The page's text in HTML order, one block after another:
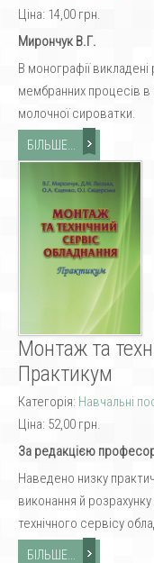
Ціна: 14,00 грн.
Мирончук В.Г.
В монографії
мембранних процесів в
молочної сироватки.
БІЛЬШЕ...
Монтаж та
Практикум
Категорія: Навчальні
Ціна: 52,00 грн.
За редакцією
Наведено низку
виконання й
технічного сервісу
БІЛЬШЕ...